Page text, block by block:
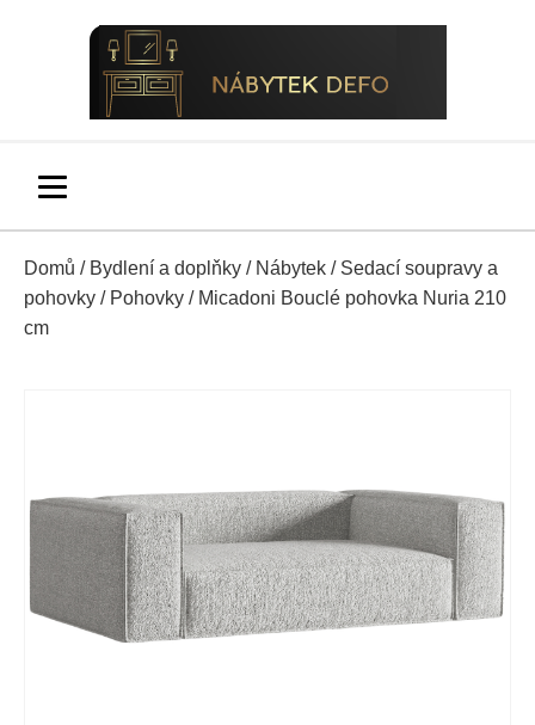
Domů / Bydlení a doplňky / Nábytek / Sedací soupravy a
pohovky / Pohovky / Micadoni Bouclé pohovka Nuria 210
cm